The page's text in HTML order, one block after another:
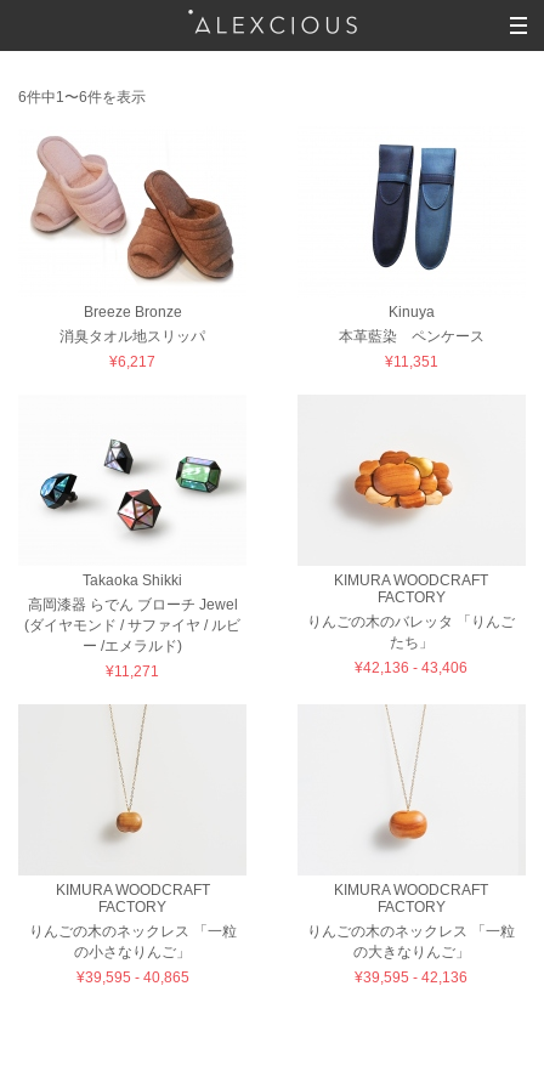
6件中1〜6件を表示
Breeze Bronze
消臭タオル地スリッパ
¥6,217
Kinuya
本革藍染 ペンケース
¥11,351
Takaoka Shikki
高岡漆器 らでん ブローチ Jewel
(ダイヤモンド / サファイヤ / ルビ
ー /エメラルド)
¥11,271
KIMURA WOODCRAFT
FACTORY
りんごの木のバレッタ 「りんご
たち」
¥42,136 - 43,406
KIMURA WOODCRAFT
FACTORY
りんごの木のネックレス 「一粒
の小さなりんご」
¥39,595 - 40,865
KIMURA WOODCRAFT
FACTORY
りんごの木のネックレス 「一粒
の大きなりんご」
¥39,595 - 42,136